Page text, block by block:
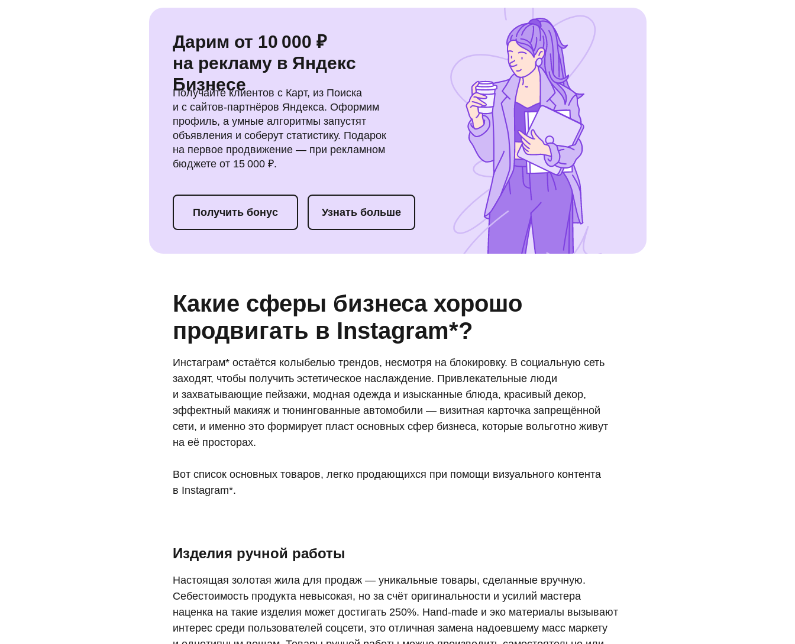
Дарим от 10 000 ₽
на рекламу в Яндекс
Бизнесе
Получайте клиентов с Карт, из Поиска
и с сайтов-партнёров Яндекса. Оформим
профиль, а умные алгоритмы запустят
объявления и соберут статистику. Подарок
на первое продвижение — при рекламном
бюджете от 15 000 ₽.
Получить бонус Узнать больше
Какие сферы бизнеса хорошо
продвигать в Instagram*?
Инстаграм* остаётся колыбелью трендов, несмотря на блокировку. В социальную сеть
заходят, чтобы получить эстетическое наслаждение. Привлекательные люди
и захватывающие пейзажи, модная одежда и изысканные блюда, красивый декор,
эффектный макияж и тюнингованные автомобили — визитная карточка запрещённой
сети, и именно это формирует пласт основных сфер бизнеса, которые вольготно живут
на её просторах.
Вот список основных товаров, легко продающихся при помощи визуального контента
в Instagram*.
Изделия ручной работы
Настоящая золотая жила для продаж — уникальные товары, сделанные вручную.
Себестоимость продукта невысокая, но за счёт оригинальности и усилий мастера
наценка на такие изделия может достигать 250%. Hand-made и эко материалы вызывают
интерес среди пользователей соцсети, это отличная замена надоевшему масс маркету